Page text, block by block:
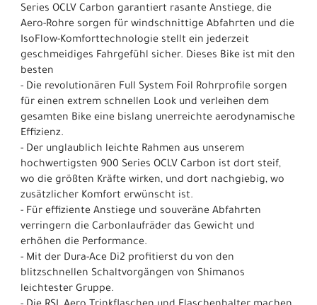
Series OCLV Carbon garantiert rasante Anstiege, die
Aero-Rohre sorgen für windschnittige Abfahrten und die
IsoFlow-Komforttechnologie stellt ein jederzeit
geschmeidiges Fahrgefühl sicher. Dieses Bike ist mit den
besten
- Die revolutionären Full System Foil Rohrprofile sorgen
für einen extrem schnellen Look und verleihen dem
gesamten Bike eine bislang unerreichte aerodynamische
Effizienz.
- Der unglaublich leichte Rahmen aus unserem
hochwertigsten 900 Series OCLV Carbon ist dort steif,
wo die größten Kräfte wirken, und dort nachgiebig, wo
zusätzlicher Komfort erwünscht ist.
- Für effiziente Anstiege und souveräne Abfahrten
verringern die Carbonlaufräder das Gewicht und
erhöhen die Performance.
- Mit der Dura-Ace Di2 profitierst du von den
blitzschnellen Schaltvorgängen von Shimanos
leichtester Gruppe.